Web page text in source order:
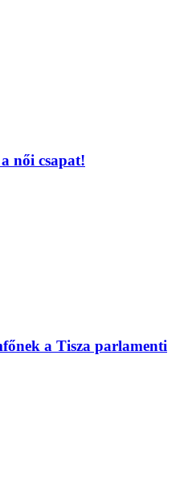
női csapat!
a Tisza parlamenti